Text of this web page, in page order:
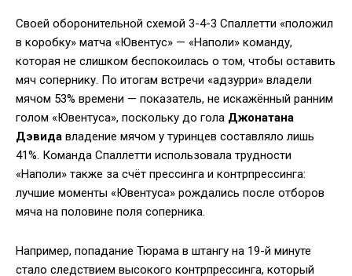
Своей оборонительной схемой 3-4-3 Спаллетти «положил
в коробку» матча «Ювентус» — «Наполи» команду,
которая не слишком беспокоилась о том, чтобы оставить
мяч сопернику. По итогам встречи «адзурри» владели
мячом 53% времени — показатель, не искажённый ранним
голом «Ювентуса», поскольку до гола Джонатана
Дэвида владение мячом у туринцев составляло лишь
41%. Команда Спаллетти использовала трудности
«Наполи» также за счёт прессинга и контрпрессинга:
лучшие моменты «Ювентуса» рождались после отборов
мяча на половине поля соперника.
Например, попадание Тюрама в штангу на 19-й минуте
стало следствием высокого контрпрессинга, который